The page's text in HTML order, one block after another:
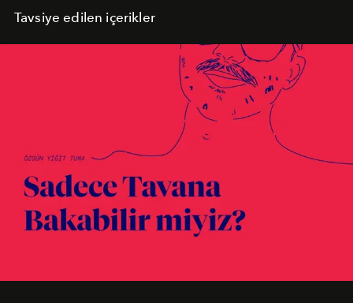
Tavsiye edilen içerikler